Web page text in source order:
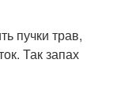
пучки трав,
Так запах